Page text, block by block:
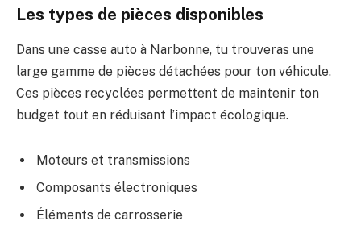
Les types de pièces disponibles
Dans une casse auto à Narbonne, tu trouveras une
large gamme de pièces détachées pour ton véhicule.
Ces pièces recyclées permettent de maintenir ton
budget tout en réduisant l’impact écologique.
Moteurs et transmissions
Composants électroniques
Éléments de carrosserie